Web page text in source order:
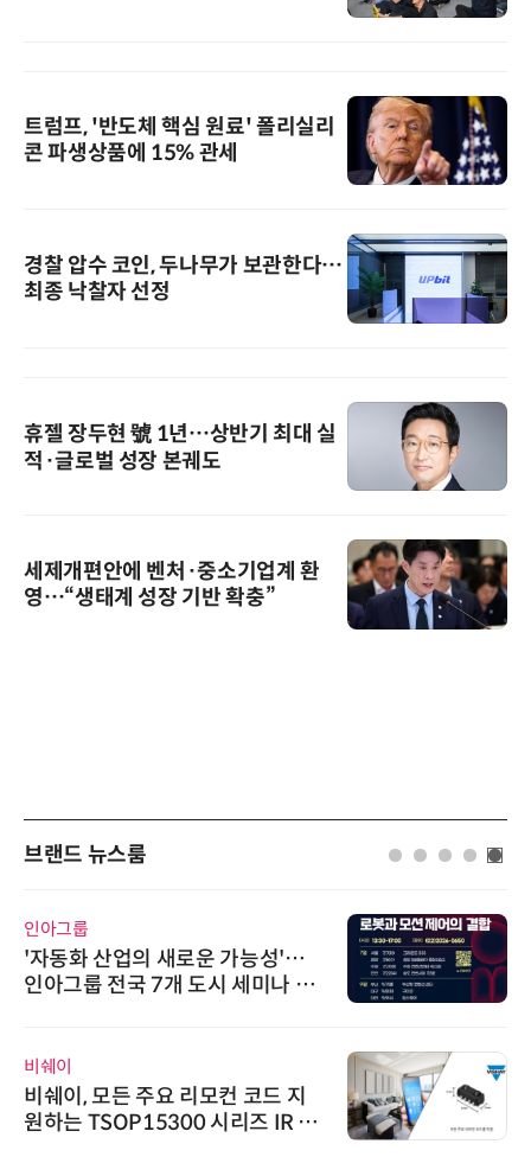
트럼프, '반도체 핵심 원료' 폴리실리
콘 파생상품에 15% 관세
경찰 압수 코인, 두나무가 보관한다…
최종 낙찰자 선정
휴젤 장두현 號 1년…상반기 최대 실
적·글로벌 성장 본궤도
세제개편안에 벤처·중소기업계 환
영…“생태계 성장 기반 확충”
브랜드 뉴스룸
인아그룹
'자동화 산업의 새로운 가능성'…
인아그룹 전국 7개 도시 세미나 페
비쉐이
비쉐이, 모든 주요 리모컨 코드 지
원하는 TSOP15300 시리즈 IR 수